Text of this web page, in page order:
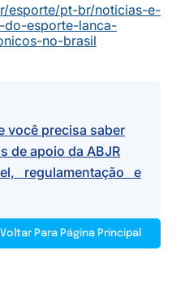
esporte/pt-br/noticias-e-
do-esporte-lanca-
no-brasil
você precisa saber
de apoio da ABJR
regulamentação e
Voltar Para Página Principal